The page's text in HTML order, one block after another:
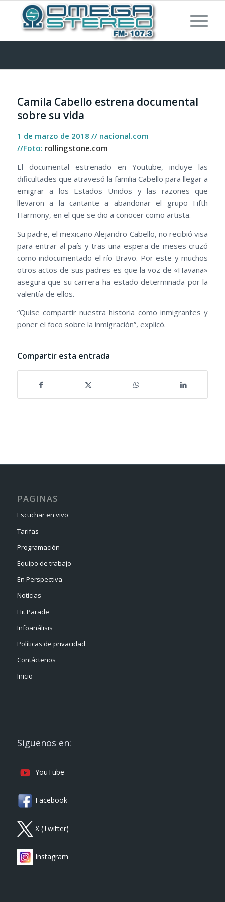
Camila Cabello estrena documental
sobre su vida
1 de marzo de 2018 // nacional.com
//Foto: rollingstone.com
El documental estrenado en Youtube, incluye las
dificultades que atravesó la familia Cabello para llegar a
emigrar a los Estados Unidos y las razones que
llevaron a la cantante a abandonar el grupo Fifth
Harmony, en el que se dio a conocer como artista.
Su padre, el mexicano Alejandro Cabello, no recibió visa
para entrar al país y tras una espera de meses cruzó
como indocumentado el río Bravo. Por este y muchos
otros actos de sus padres es que la voz de «Havana»
asegura que su carrera ha estado determinada por la
valentía de ellos.
“Quise compartir nuestra historia como inmigrantes y
poner el foco sobre la inmigración”, explicó.
Compartir esta entrada
PAGINAS
Escuchar en vivo
Tarifas
Programación
Equipo de trabajo
En Perspectiva
Noticias
Hit Parade
Infoanálisis
Políticas de privacidad
Contáctenos
Inicio
Siguenos en:
YouTube
Facebook
X (Twitter)
Instagram